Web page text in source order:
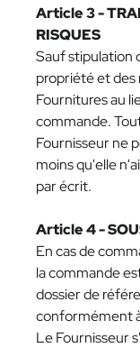
Article 3 -
RISQUES
Sauf stipulation
propriété et des
Fournitures au
commande.
Fournisseur ne
moins qu'elle
par écrit.
Article 4 -
En cas de
la commande
dossier de
conformément
Le Fournisseur